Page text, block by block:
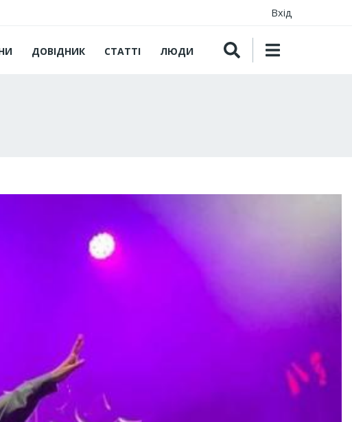
Вхід
ДОВІДНИК СТАТТІ ЛЮДИ